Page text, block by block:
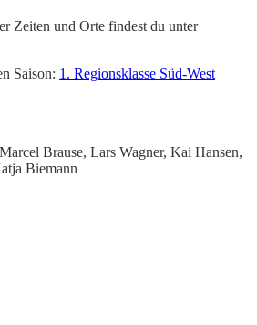
Zeiten und Orte findest du unter
Saison: 1. Regionsklasse Süd-West
Brause, Lars Wagner, Kai Hansen,
Biemann